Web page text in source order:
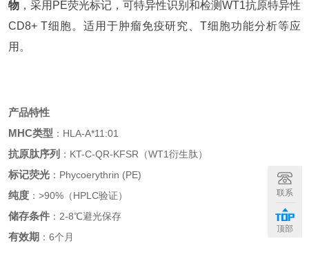
物 ，采用PE荧光标记，可特异性识别和检测WT1抗原特异性
CD8+ T细胞。适用于肿瘤免疫研究、T细胞功能分析等应
用。
产品特性
MHC类型 ：HLA-A*11:01
抗原肽序列 ：KT-C-QR-KFSR（WT1衍生肽）
标记荧光 ：Phycoerythrin (PE)
纯度 ：>90%（HPLC验证）
储存条件 ：2-8℃避光保存
有效期 ：6个月
联系
顶部